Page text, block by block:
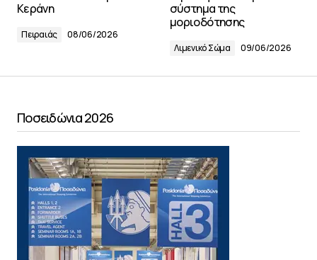
Κεράνη
Πειραιάς 08/06/2026
σύστημα της
μοριοδότησης
Λιμενικό Σώμα 09/06/2026
Ποσειδώνια 2026